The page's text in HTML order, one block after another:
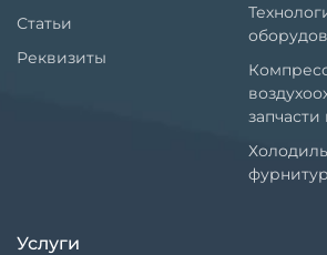
Статьи
Реквизиты
Услуги